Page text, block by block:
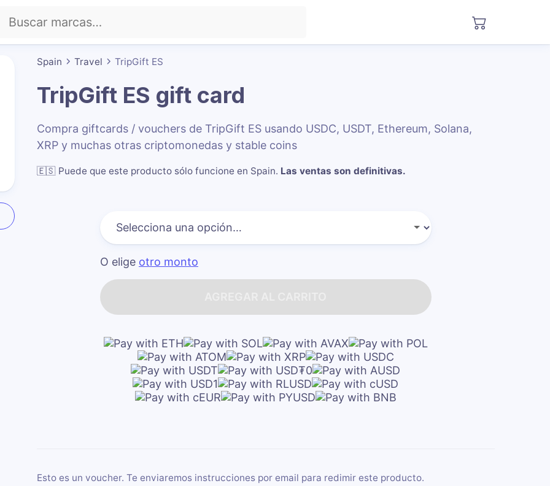
Spain Travel TripGift ES
TripGift ES gift card
Compra giftcards / vouchers de TripGift ES usando USDC, USDT, Ethereum, Solana,
XRP y muchas otras criptomonedas y stable coins
🇪🇸 Puede que este producto sólo funcione en Spain. Las ventas son definitivas.
O elige otro monto
Esto es un voucher. Te enviaremos instrucciones por email para redimir este producto.